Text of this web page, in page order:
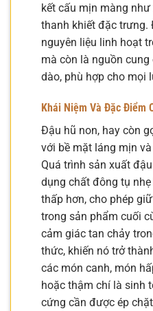
kết cấu mịn màng
thanh khiết đặc
nguyên liệu linh hoạt
mà còn là nguồn
dào, phù hợp cho mọi
Khái Niệm Và Đặc Điểm
Đậu hũ non, hay còn
với bề mặt láng mịn
Quá trình sản xuất
dụng chất đông tụ
thấp hơn, cho phép
trong sản phẩm cuối
cảm giác tan chảy
thức, khiến nó trở
các món canh, món
hoặc thậm chí là sinh
cứng cần được ép